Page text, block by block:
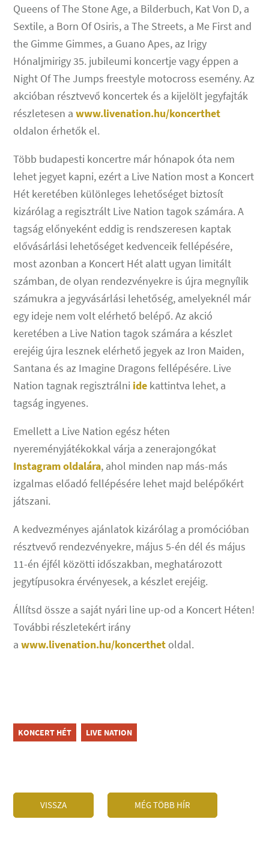
Queens of The Stone Age, a Bilderbuch, Kat Von D, a
Sextile, a Born Of Osiris, a The Streets, a Me First and
the Gimme Gimmes, a Guano Apes, az Irigy
Hónaljmirigy 35. jubileumi koncertje vagy éppen a
Night Of The Jumps freestyle motocross esemény. Az
akcióban résztvevő koncertek és a kijelölt jegyfajták
részletesen awww.livenation.hu/koncerthet
oldalon érhetők el.
Több budapesti koncertre már hónapok óta nem
lehet jegyet kapni, ezért a Live Nation most a Koncert
Hét keretében különleges lehetőséget biztosít
kizárólag a regisztrált Live Nation tagok számára. A
tagság előnyeként eddig is rendszeresen kaptak
elővásárlási lehetőséget kedvenceik fellépésére,
most azonban a Koncert Hét alatt ugyan limitált
számban, de olyan rendezvényekre is újra megnyílik
számukra a jegyvásárlási lehetőség, amelyeknél már
egy ideje nem volt elérhető belépő. Az akció
keretében a Live Nation tagok számára a készlet
erejéig újra lesznek elérhető jegyek az Iron Maiden,
Santana és az Imagine Dragons fellépésére. Live
Nation tagnak regisztrálni ide kattintva lehet, a
tagság ingyenes.
Emellett a Live Nation egész héten
nyereményjátékokkal várja a zenerajongókat
Instagram oldalára, ahol minden nap más-más
izgalmas előadó fellépésére lehet majd belépőkért
játszani.
A kedvezményes ajánlatok kizárólag a promócióban
résztvevő rendezvényekre, május 5-én dél és május
11-én éjfél közötti időszakban, meghatározott
jegytípusokra érvényesek, a készlet erejéig.
Állítsd össze a saját nyári line up-od a Koncert Héten!
További részletekért irány
awww.livenation.hu/koncerthet oldal.
KONCERT HÉT LIVE NATION
VISSZA MÉG TÖBB HÍR